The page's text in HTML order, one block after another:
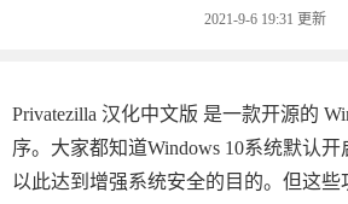
2021-9-6 19:31 更新
Privatezilla 汉化中文版 是一款开源的
序。大家都知道Windows 10系统默认开
以此达到增强系统安全的目的。但这些